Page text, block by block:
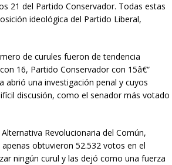
21 del Partido Conservador. Todas estas
ideológica del Partido Liberal,
de curules fueron de tendencia
16, Partido Conservador con 15â€“
abrió una investigación penal y cuyos
discusión, como el senador más votado
Revolucionaria del Común,
obtuvieron 52.532 votos en el
ningún curul y las dejó como una fuerza